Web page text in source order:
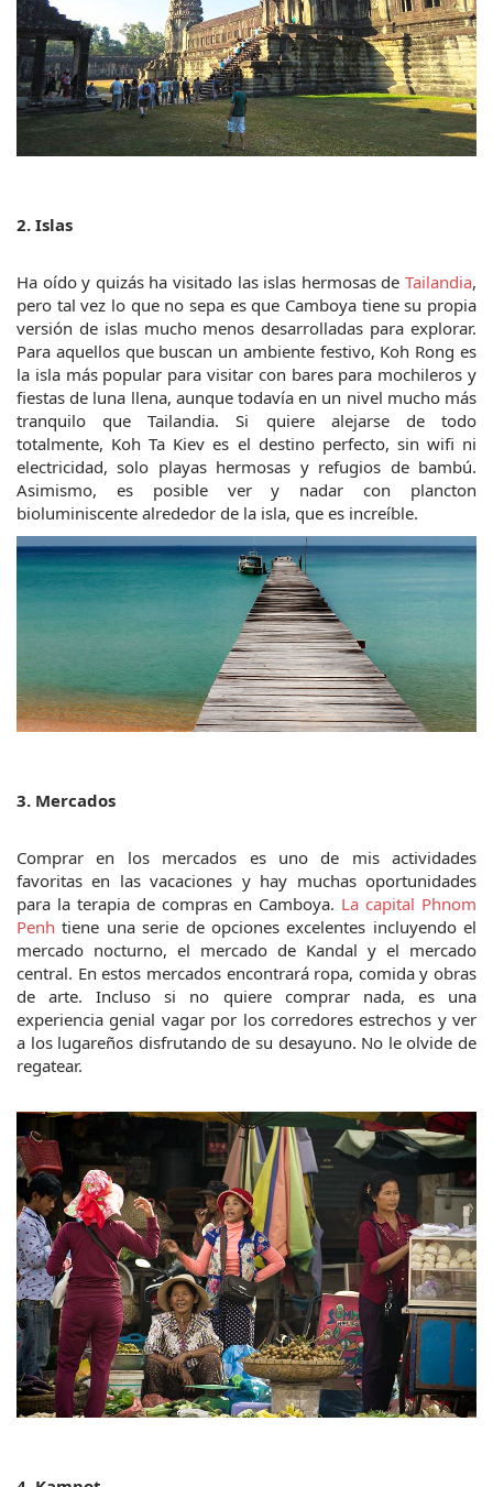
2. Islas
Ha oído y quizás ha visitado las islas hermosas de Tailandia,
pero tal vez lo que no sepa es que Camboya tiene su propia
versión de islas mucho menos desarrolladas para explorar.
Para aquellos que buscan un ambiente festivo, Koh Rong es
la isla más popular para visitar con bares para mochileros y
fiestas de luna llena, aunque todavía en un nivel mucho más
tranquilo que Tailandia. Si quiere alejarse de todo
totalmente, Koh Ta Kiev es el destino perfecto, sin wifi ni
electricidad, solo playas hermosas y refugios de bambú.
Asimismo, es posible ver y nadar con plancton
bioluminiscente alrededor de la isla, que es increíble.
3. Mercados
Comprar en los mercados es uno de mis actividades
favoritas en las vacaciones y hay muchas oportunidades
para la terapia de compras en Camboya. La capital Phnom
Penh tiene una serie de opciones excelentes incluyendo el
mercado nocturno, el mercado de Kandal y el mercado
central. En estos mercados encontrará ropa, comida y obras
de arte. Incluso si no quiere comprar nada, es una
experiencia genial vagar por los corredores estrechos y ver
a los lugareños disfrutando de su desayuno. No le olvide de
regatear.